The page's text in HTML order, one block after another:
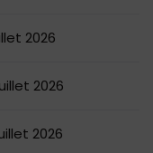
2026
2026
2026